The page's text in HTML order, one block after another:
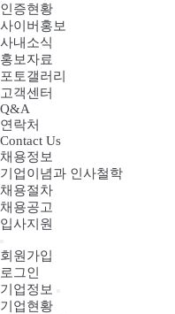
인증현황
사이버홍보
사내소식
홍보자료
포토갤러리
고객센터
Q&A
연락처
Contact Us
채용정보
기업이념과 인사철학
채용절차
채용공고
입사지원
회원가입
로그인
기업정보
기업현황